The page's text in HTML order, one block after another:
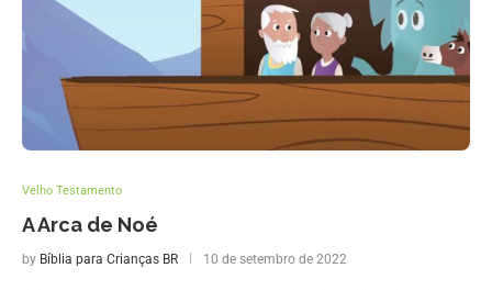
Velho Testamento
A Arca de Noé
by Bíblia para Crianças BR 10 de setembro de 2022